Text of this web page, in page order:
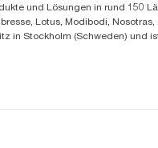
und Lösungen in rund 150
Lotus, Modibodi, Nosotras,
in Stockholm (Schweden) und